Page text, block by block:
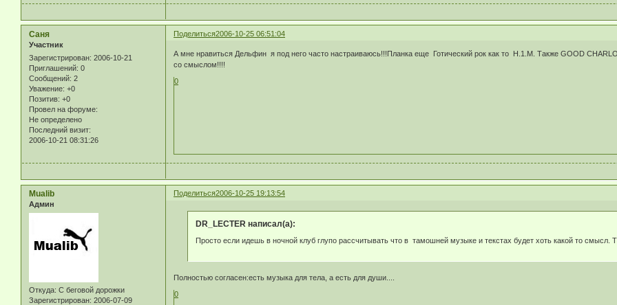
Поделиться2006-10-25 06:51:04
Саня
Участник
Зарегистрирован: 2006-10-21
Приглашений: 0
Сообщений: 2
Уважение: +0
Позитив: +0
Провел на форуме:
Не определено
Последний визит:
2006-10-21 08:31:26
А мне нравиться Дельфин я под него часто настраиваюсь!!!Планка еще Готический рок как то Н.1.М. Также GOOD
со смыслом!!!!
0
Поделиться2006-10-25 19:13:54
Mualib
Админ
Откуда: С беговой дорожки
Зарегистрирован: 2006-07-09
DR_LECTER написал(а):
Просто если идешь в ночной клуб глупо рассчитывать что в тамошней музыке и текстах будет хоть какой то смысл.
Полностью согласен:есть музыка для тела, а есть для души....
0